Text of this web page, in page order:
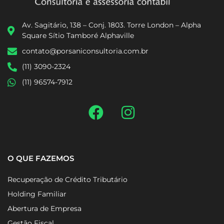
Av. Sagitário, 138 – Conj. 1803. Torre London – Alpha
Square Sítio Tamboré Alphaville
contato@porsaniconsultoria.com.br
(11) 3090-2324
(11) 96574-7912
O QUE FAZEMOS
Recuperação de Crédito Tributário
Holding Familiar
Abertura de Empresa